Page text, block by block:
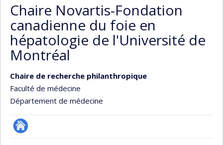
Chaire Novartis-Fondation
canadienne du foie en
hépatologie de l'Université de
Montréal
Chaire de recherche philanthropique
Faculté de médecine
Département de médecine
Site